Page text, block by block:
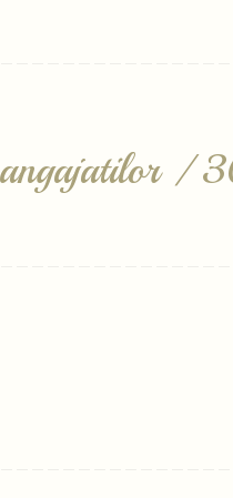
angajatilor /